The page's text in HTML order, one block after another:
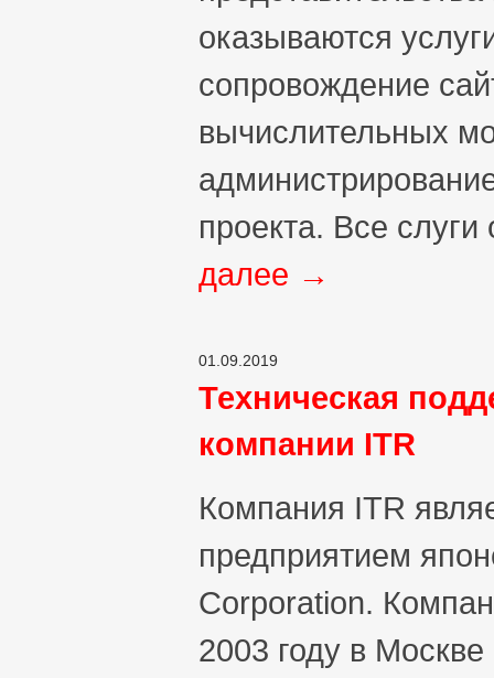
оказываются
сопровождение
вычислительных
проекта. Все
далее →
01.09.2019
Техническая
компании ITR
Компания ITR
предприятием
Corporation.
2003 году в